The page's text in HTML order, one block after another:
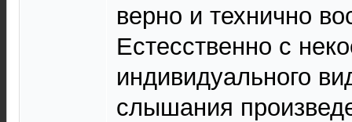
верно и технично
Естесственно с
индивидуального
слышания